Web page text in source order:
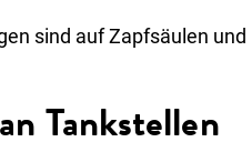
sind auf Zapfsäulen und
Tankstellen